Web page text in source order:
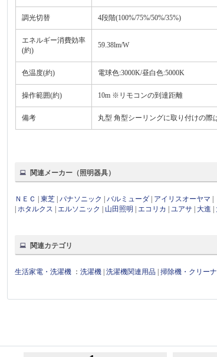
調光切替 4段階(100%/75%/50%/35%)
エネルギー消費効率
(約)
59.38lm/W
色温度(約) 電球色:3000K/昼白色:5000K
操作範囲(約) 10m ※リモコンの到達距離
備考 丸型 角型シーリングに取り付けの
関連メーカー（照明器具）
ＮＥＣ |東芝 |パナソニック |バルミューダ アイリスオーヤマ
|ホタルクス エルソニック 山田照明 エコリカ |ユアサ 大進
関連カテゴリ
生活家電・洗濯機 ：洗濯機 |洗濯機関連用品 |掃除機・クリー